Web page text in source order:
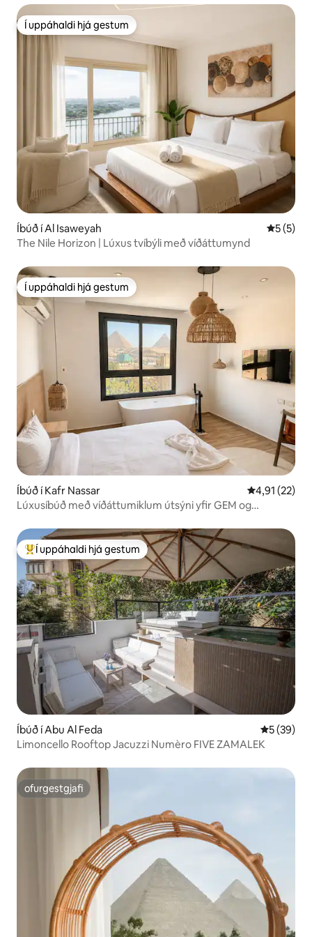
Í uppáhaldi hjá gestum
Í uppáhaldi hjá gestum
Íbúð í Al Isaweyah 5 af 5 í
5 (5)
The Nile Horizon | Lúxus tvíbýli með víðáttumynd
Í uppáhaldi hjá gestum
Í uppáhaldi hjá gestum
Íbúð í Kafr Nassar 4,91 af 5 í
4,91 (22)
Lúxusíbúð með víðáttumiklum útsýni yfir GEM og
Í mestu uppáhaldi hjá gestum
Í uppáhaldi hjá gestum
Íbúð í Abu Al Feda 5 af 5 í
5 (39)
Limoncello Rooftop Jacuzzi Numèro FIVE ZAMALEK
ofurgestgjafi
ofurgestgjafi